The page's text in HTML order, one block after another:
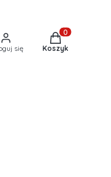
się
Produkty w
Koszyk